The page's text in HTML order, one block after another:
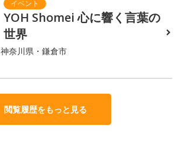
YOH Shomei 心に響く言葉の
世界
神奈川県・鎌倉市
閲覧履歴をもっと見る